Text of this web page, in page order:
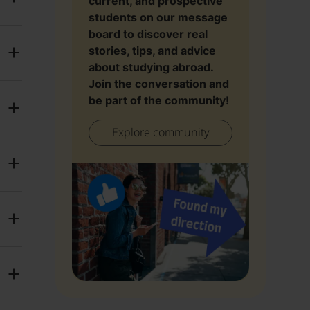
students on our message
board to discover real
stories, tips, and advice
about studying abroad.
Join the conversation and
be part of the community!
Explore community